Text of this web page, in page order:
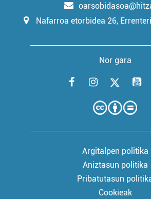
Nafarroa etorbidea 26,
Nor gara
Argitalpen politika
Aniztasun politika
Pribatutasun
Cookieak